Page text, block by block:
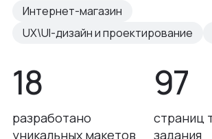
Интернет-магазин
UX\UI-дизайн и проектирование
18
разработано
уникальных макетов
97
страниц
задания